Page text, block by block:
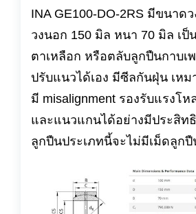
INA GE100-DO-2RS มีขนาด
วงนอก 150 มิล หนา 70 มิล เ
ตาเหลือก หรือตลับลูกปืนกาบเ
ปรับแนวได้เอง มีซีลกันฝุ่น เหม
มี misalignment รองรับแรงโ
และแนวแกนได้อย่างมีประสิท
ลูกปืนประเภทนี้จะไม่มีเม็ดลูกปื